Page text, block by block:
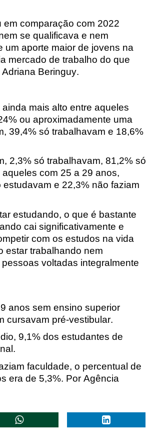
comparação com 2022
se qualificava e nem
um aporte maior de jovens na
mercado de trabalho do que
Beringuy.
mais alto entre aqueles
ou aproximadamente uma
39,4% só trabalhavam e 18,6%
2,3% só trabalhavam, 81,2% só
com 25 a 29 anos,
e 22,3% não faziam
estudando, o que é bastante
cai significativamente e
com os estudos na vida
estar trabalhando nem
voltadas integralmente
anos sem ensino superior
cursavam pré-vestibular.
9,1% dos estudantes de
faculdade, o percentual de
era de 5,3%. Por Agência